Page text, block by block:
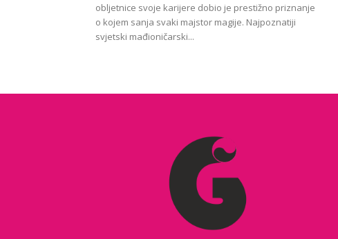
obljetnice svoje karijere dobio je prestižno priznanje
o kojem sanja svaki majstor magije. Najpoznatiji
svjetski mađioničarski...